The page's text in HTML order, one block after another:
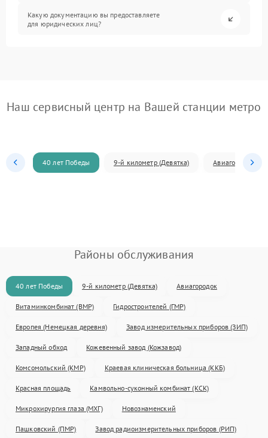
Какую документацию вы предоставляете
для юридических лиц?
Наш сервисный центр на Вашей станции метро
40 лет Победы 9-й километр (Девятка) Авиагородок
Районы обслуживания
40 лет Победы 9-й километр (Девятка) Авиагородок
Витаминкомбинат (ВМР) Гидростроителей (ГМР)
Европея (Немецкая деревня) Завод измерительных приборов (ЗИП)
Западный обход Кожевенный завод (Кожзавод)
Комсомольский (КМР) Краевая клиническая больница (ККБ)
Красная площадь Камвольно-суконный комбинат (КСК)
Микрохирургия глаза (МХГ) Новознаменский
Пашковский (ПМР) Завод радиоизмерительных приборов (РИП)